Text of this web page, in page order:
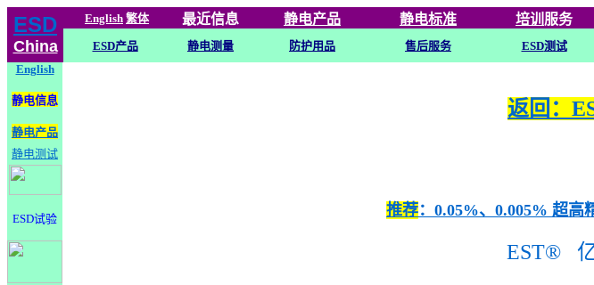
ESD
China
English 繁体 最近信息 静电产品 静电标准 培训 服务
ESD产品 静电测量 防护用品 售后服务 ESD测试
English
静电信息
静电产品
静电测试
ESD试验
返回：
推荐：0.05%、0.005% 超
EST®